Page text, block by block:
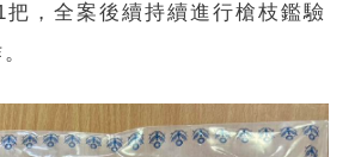
，全案後續持續進行槍枝鑑驗